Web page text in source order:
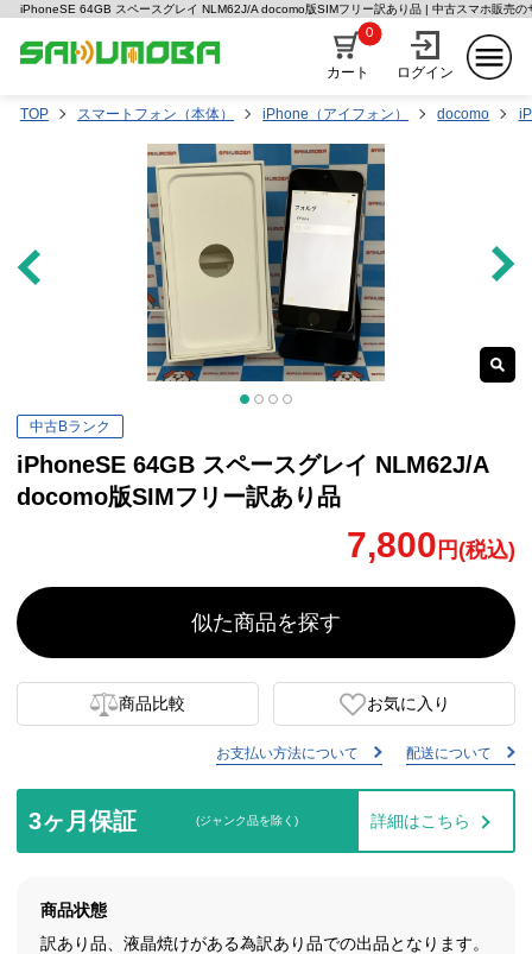
iPhoneSE 64GB スペースグレイ NLM62J/A docomo版SIMフリー訳あり品 | 中古スマホ販売の
カート
0
ログイン
TOP スマートフォン（本体） iPhone（アイフォン） docomo
中古Bランク
iPhoneSE 64GB スペースグレイ NLM62J/A
docomo版SIMフリー訳あり品
7,800 円(税込)
似た商品を探す
商品比較 お気に入り
お支払い方法について 配送について
3ヶ月保証 (ジャンク品を除く) 詳細はこちら
商品状態
訳あり品、液晶焼けがある為訳あり品での出品となります。